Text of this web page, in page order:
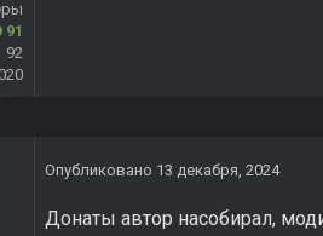
91
92
Опубликовано 13 декабря, 2024
Донаты автор насобирал,